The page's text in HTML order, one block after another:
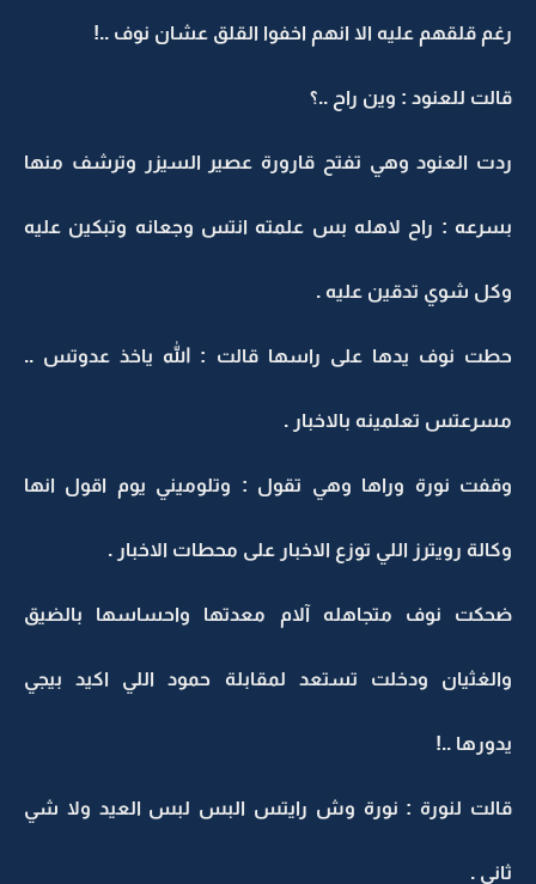
رغم قلقهم عليه الا انهم اخفوا القلق عشان نوف ..!
قالت للعنود : وين راح ..؟
ردت العنود وهي تفتح قارورة عصير السيزر وترشف منها
بسرعه : راح لاهله بس علمته انتس وجعانه وتبكين عليه
وكل شوي تدقين عليه .
حطت نوف يدها على راسها قالت : الله ياخذ عدوتس ..
مسرعتس تعلمينه بالاخبار .
وقفت نورة وراها وهي تقول : وتلوميني يوم اقول انها
وكالة رويترز اللي توزع الاخبار على محطات الاخبار .
ضحكت نوف متجاهله آلام معدتها واحساسها بالضيق
والغثيان ودخلت تستعد لمقابلة حمود اللي اكيد بيجي
يدورها ..!
قالت لنورة : نورة وش رايتس البس لبس العيد ولا شي
ثاني .